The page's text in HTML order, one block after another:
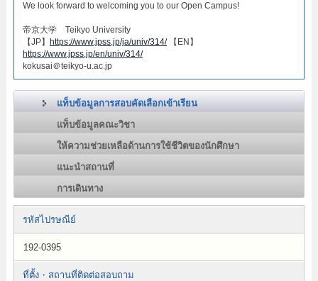
We look forward to welcoming you to our Open Campus!​
帝京大学 Teikyo University
【JP】 https://www.jpss.jp/ja/univ/314/【EN】
https://www.jpss.jp/en/univ/314/
kokusai＠teikyo-u.ac.jp
แท็บข้อมูลการสอบคัดเลือกเข้าเรียน
แท็บข้อมูลคณะวิชา
ให้ความช่วยเหลือด้านการใช้ชีวิตของนักศึกษา
แนะนำสถานที่
การเดินทาง
รหัสไปรษณีย์
192-0395
ที่ตั้ง・สถานที่ติดต่อสอบถาม